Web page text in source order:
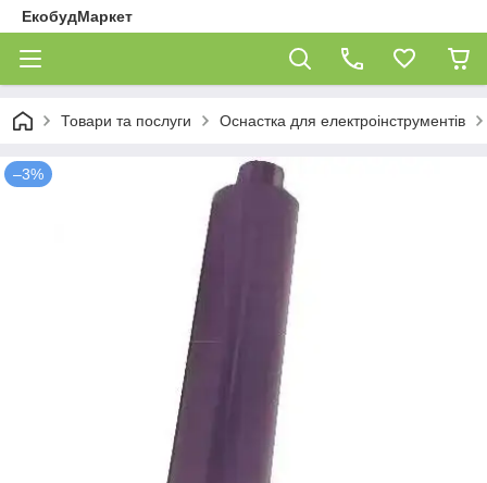
ЕкобудМаркет
Товари та послуги Оснастка для електроінструментів
–3%